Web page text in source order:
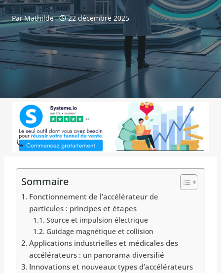
ParMathilde 22 décembre 2025
Sommaire
Fonctionnement de l’accélérateur de
particules : principes et étapes
Source et impulsion électrique
Guidage magnétique et collision
Applications industrielles et médicales des
accélérateurs : un panorama diversifié
Innovations et nouveaux types d’accélérateurs